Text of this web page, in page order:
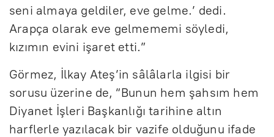
seni almaya geldiler, eve gelme.’ dedi.
Arapça olarak eve gelmememi söyledi,
kızımın evini işaret etti.”
Görmez, İlkay Ateş’in sâlâlarla ilgisi bir
sorusu üzerine de, “Bunun hem şahsım hem
Diyanet İşleri Başkanlığı tarihine altın
harflerle yazılacak bir vazife olduğunu ifade